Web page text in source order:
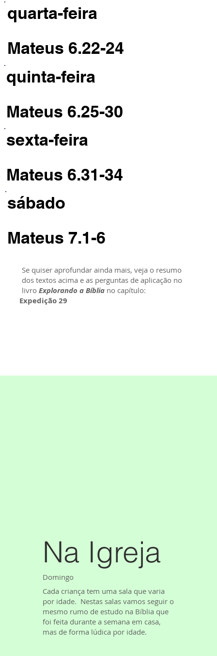
quarta-feira
Mateus 6.22-24
quinta-feira
Mateus 6.25-30
sexta-feira
Mateus 6.31-34
sábado
Mateus 7.1-6
Se quiser aprofundar ainda mais, veja o resumo
dos textos acima e as perguntas de aplicação no
livro Explorando a Bíbliano capítulo:
Expedição 29
Domingo
Na Igreja
Cada criança tem uma sala que varia
por idade. Nestas salas vamos seguir o
mesmo rumo de estudo na Bíblia que
foi feita durante a semana em casa,
mas de forma lúdica por idade.